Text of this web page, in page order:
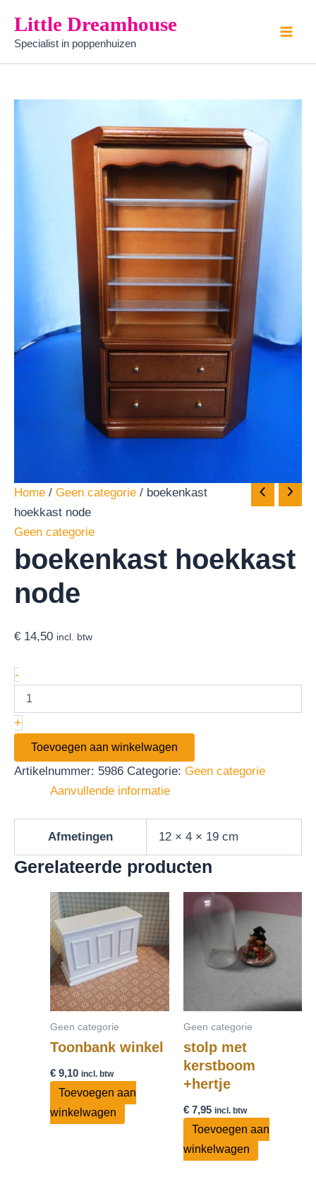
naar
inhoud
Little Dreamhouse
Specialist in poppenhuizen
Home / Geen categorie / boekenkast
hoekkast node
Geen categorie
boekenkast hoekkast
node
€ 14,50 incl. btw
-
hoekkast
node
aantal
+
Toevoegen aan winkelwagen
Artikelnummer: 5986 Categorie: Geen categorie
Aanvullende informatie
Afmetingen 12 × 4 × 19 cm
Gerelateerde producten
Geen categorie
Toonbank winkel
€ 9,10 incl. btw
Toevoegen aan
winkelwagen
Geen categorie
stolp met
kerstboom
+hertje
€7,95 incl. btw
Toevoegen aan
winkelwagen